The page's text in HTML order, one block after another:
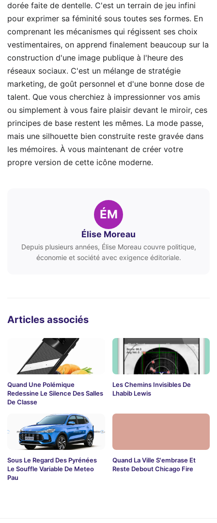
dorée faite de dentelle. C'est un terrain de jeu infini
pour exprimer sa féminité sous toutes ses formes. En
comprenant les mécanismes qui régissent ses choix
vestimentaires, on apprend finalement beaucoup sur la
construction d'une image publique à l'heure des
réseaux sociaux. C'est un mélange de stratégie
marketing, de goût personnel et d'une bonne dose de
talent. Que vous cherchiez à impressionner vos amis
ou simplement à vous faire plaisir devant le miroir, ces
principes de base restent les mêmes. La mode passe,
mais une silhouette bien construite reste gravée dans
les mémoires. À vous maintenant de créer votre
propre version de cette icône moderne.
ÉM
Élise Moreau
Depuis plusieurs années, Élise Moreau couvre politique,
économie et société avec exigence éditoriale.
Articles associés
Quand Une Polémique
Redessine Le Silence Des Salles
De Classe
Les Chemins Invisibles De
Lhabib Lewis
Sous Le Regard Des Pyrénées
Le Souffle Variable De Meteo
Pau
Quand La Ville S'embrase Et
Reste Debout Chicago Fire